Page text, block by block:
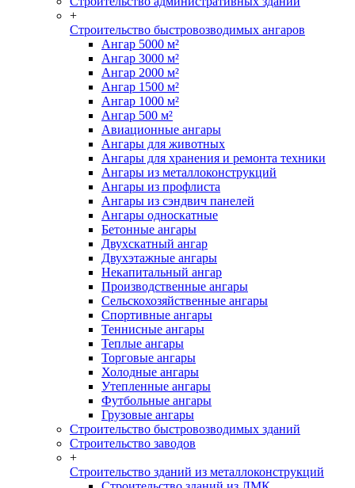
+
Строительство быстровозводимых ангаров
Ангар 5000 м²
Ангар 3000 м²
Ангар 2000 м²
Ангар 1500 м²
Ангар 1000 м²
Ангар 500 м²
Авиационные ангары
Ангары для животных
Ангары для хранения и ремонта техники
Ангары из металлоконструкций
Ангары из профлиста
Ангары из сэндвич панелей
Ангары односкатные
Бетонные ангары
Двухскатный ангар
Двухэтажные ангары
Некапитальный ангар
Производственные ангары
Сельскохозяйственные ангары
Спортивные ангары
Теннисные ангары
Теплые ангары
Торговые ангары
Холодные ангары
Утепленные ангары
Футбольные ангары
Грузовые ангары
Строительство быстровозводимых зданий
Строительство заводов
+
Строительство зданий из металлоконструкций